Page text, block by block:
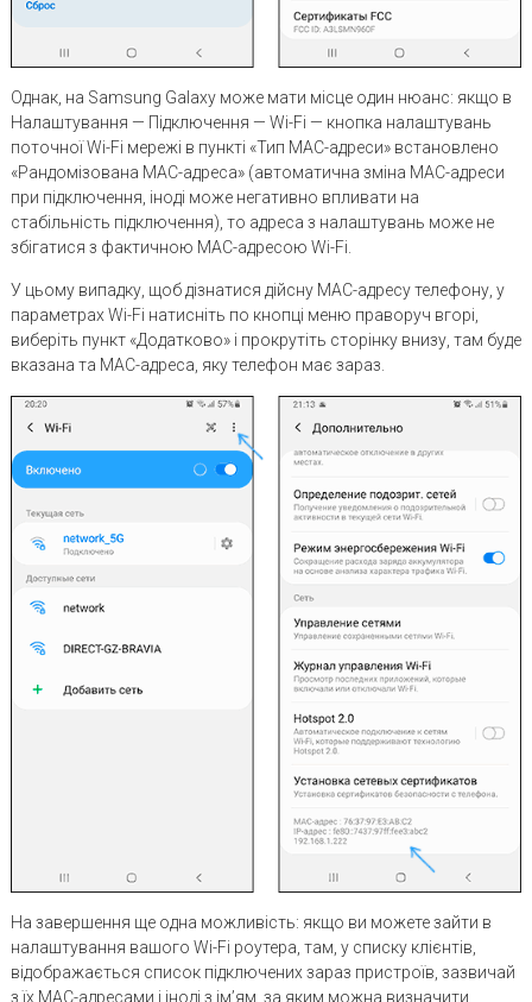
Однак, на Samsung Galaxy може мати місце один нюанс: якщо в
Налаштування — Підключення — Wi-Fi — кнопка налаштувань
поточної Wi-Fi мережі в пункті «Тип MAC-адреси» встановлено
«Рандомізована MAC-адреса» (автоматична зміна MAC-адреси
при підключення, іноді може негативно впливати на
стабільність підключення), то адреса з налаштувань може не
збігатися з фактичною MAC-адресою Wi-Fi.
У цьому випадку, щоб дізнатися дійсну MAC-адресу телефону, у
параметрах Wi-Fi натисніть по кнопці меню праворуч вгорі,
виберіть пункт «Додатково» і прокрутіть сторінку внизу, там буде
вказана та MAC-адреса, яку телефон має зараз.
На завершення ще одна можливість: якщо ви можете зайти в
налаштування вашого Wi-Fi роутера, там, у списку клієнтів,
відображається список підключених зараз пристроїв, зазвичай
з їх MAC-адресами і іноді з ім’ям, за яким можна визначити,